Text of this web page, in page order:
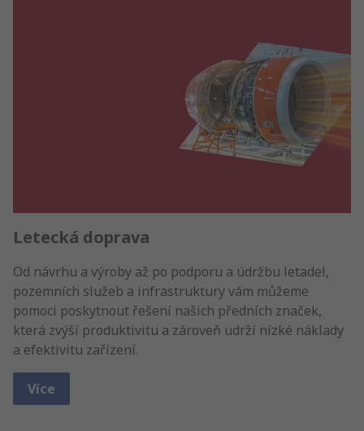
Letecká doprava
Od návrhu a výroby až po podporu a údržbu letadel,
pozemních služeb a infrastruktury vám můžeme
pomoci poskytnout řešení našich předních značek,
která zvýší produktivitu a zároveň udrží nízké náklady
a efektivitu zařízení.
Více